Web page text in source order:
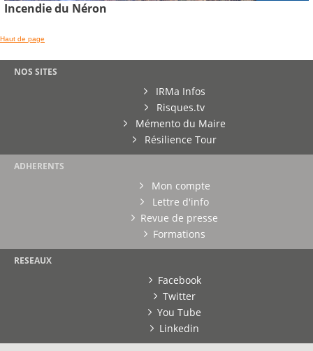
Incendie du Néron
Haut de page
NOS SITES
IRMa Infos
Risques.tv
Mémento du Maire
Résilience Tour
ADHERENTS
Mon compte
Lettre d'info
Revue de presse
Formations
RESEAUX
Facebook
Twitter
You Tube
Linkedin